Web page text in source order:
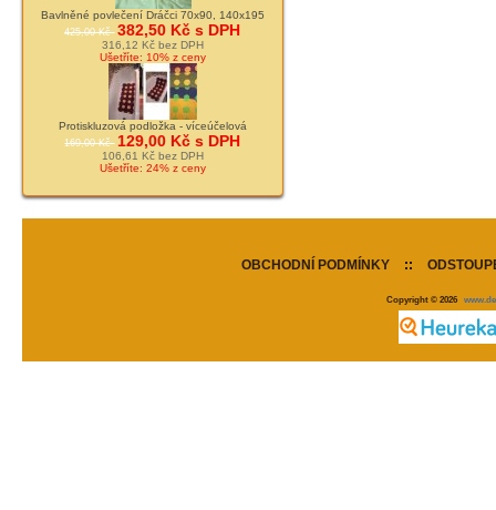
Bavlněné povlečení Dráčci 70x90, 140x195
425,00 Kč 382,50 Kč s DPH
316,12 Kč bez DPH
Ušetříte: 10% z ceny
Protiskluzová podložka - víceúčelová
169,00 Kč 129,00 Kč s DPH
106,61 Kč bez DPH
Ušetříte: 24% z ceny
OBCHODNÍ PODMÍNKY ::
Copyright © 2026